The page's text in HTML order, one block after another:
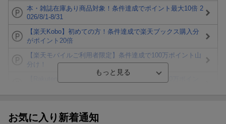
本・雑誌在庫あり商品対象！条件達成でポイント最大10倍 2
026/8/1-8/31
【楽天Kobo】初めての方！条件達成で楽天ブックス購入分
がポイント20倍
【楽天モバイルご利用者限定】条件達成で100万ポイント山
分け！
が当たる！
お気に入り新着通知